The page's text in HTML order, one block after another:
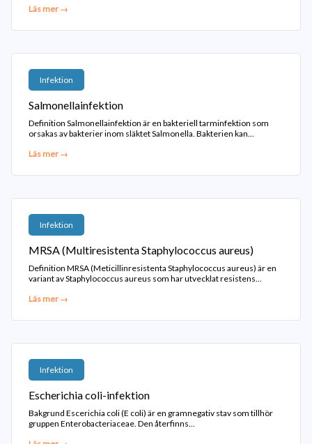
Läs mer →
Infektion
Salmonellainfektion
Definition Salmonellainfektion är en bakteriell tarminfektion som
orsakas av bakterier inom släktet Salmonella. Bakterien kan...
Läs mer →
Infektion
MRSA (Multiresistenta Staphylococcus aureus)
Definition MRSA (Meticillinresistenta Staphylococcus aureus) är en
variant av Staphylococcus aureus som har utvecklat resistens...
Läs mer →
Infektion
Escherichia coli-infektion
Bakgrund Escerichia coli (E coli) är en gramnegativ stav som tillhör
gruppen Enterobacteriaceae. Den återfinns...